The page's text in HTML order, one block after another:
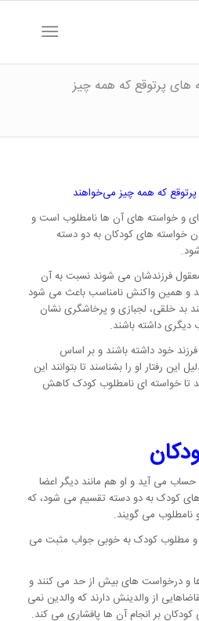
های پرتوقع که همه چیز
که همه چیز می‌خواهند
و خواسته های آن ها نامطلوب است و
خواسته های کودکان به دو دسته
فرزندشان می شوند نسبت به آن
و همین واکنش نامناسب باعث می شود
بد خلقی، لجبازی و پرخاشگری نشان
داشته باشند.
خود داشته باشند و بر اساس
این رفتار او را بشناسند تا بتوانند این
تا خواسته ای نامطلوب کودک کاهش
می آید و او هم مانند دیگر اعضا
های کودک به دو دسته تقسیم می شود، که
می گویند.
و مطلوب کودک به خوبی جواب مثبت می
ها و درخواست های بیش از حد می کنند و
از والدینش دارند که والدین نمی
کودکان بر انجام آن ها پافشاری می کند.